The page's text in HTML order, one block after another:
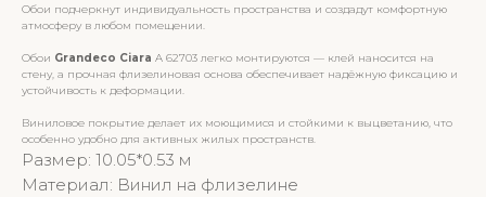
Обои подчеркнут индивидуальность пространства и создадут комфортную
атмосферу в любом помещении.
Обои Grandeco Ciara A 62703 легко монтируются — клей наносится на
стену, а прочная флизелиновая основа обеспечивает надёжную фиксацию и
устойчивость к деформации.
Виниловое покрытие делает их моющимися и стойкими к выцветанию, что
особенно удобно для активных жилых пространств.
Размер: 10.05*0.53 м
Материал: Винил на флизелине